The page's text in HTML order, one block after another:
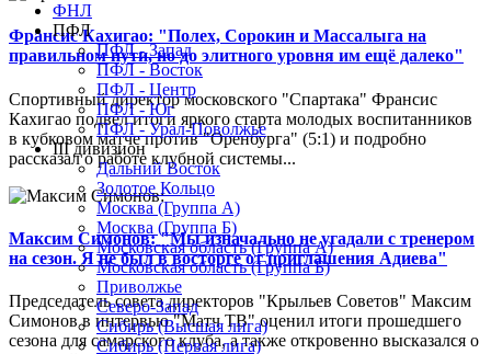
Франсис Кахигао: "Полех, Сорокин и Массалыга на
правильном пути, но до элитного уровня им ещё далеко"
Спортивный директор московского "Спартака" Франсис
Кахигао подвел итоги яркого старта молодых воспитанников
в кубковом матче против "Оренбурга" (5:1) и подробно
рассказал о работе клубной системы...
Максим Симонов: "Мы изначально не угадали с тренером
на сезон. Я не был в восторге от приглашения Адиева"
Председатель совета директоров "Крыльев Советов" Максим
Симонов в интервью "Матч ТВ" оценил итоги прошедшего
сезона для самарского клуба, а также откровенно высказался о
ФНЛ
ПФЛ
ПФЛ - Запад
ПФЛ - Восток
ПФЛ - Центр
ПФЛ - Юг
ПФЛ - Урал-Поволжье
III дивизион
Дальний Восток
Золотое Кольцо
Москва (Группа А)
Москва (Группа Б)
Московская область (Группа А)
Московская область (Группа Б)
Приволжье
Северо-Запад
Сибирь (Высшая лига)
Сибирь (Первая лига)